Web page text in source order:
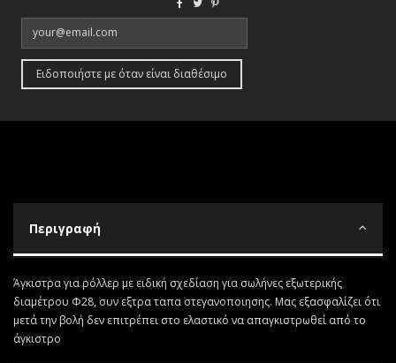
Περιγραφή
Άγκιστρα για ρόλλερ με ειδική σχεδίαση για σωλήνες εξωτερικής
διαμέτρου Φ28, συν εξτρα ταπα στεγανοποιησης. Μας εξασφαλίζει ότι
μετά την βολή δεν επιτρέπει στο ελαστικό να απαγκιστρωθεί από το
άγκιστρο